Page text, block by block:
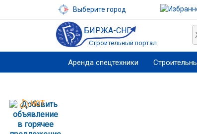
Выберите город
БИРЖА-СНГ
Строительный портал
Аренда спецтехники
HOT